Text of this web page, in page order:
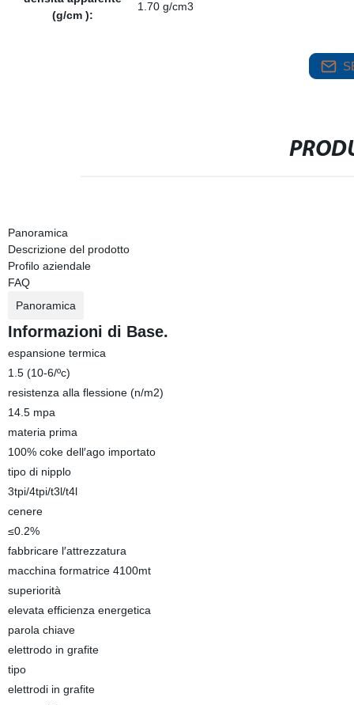
(g/cm ):
1.70 g/cm3
Panoramica
Descrizione del prodotto
Profilo aziendale
FAQ
Panoramica
Informazioni di Base.
espansione termica
1.5 (10-6/ºc)
resistenza alla flessione (n/m2)
14.5 mpa
materia prima
100% coke dell′ago importato
tipo di nipplo
3tpi/4tpi/t3l/t4l
cenere
≤0.2%
fabbricare l′attrezzatura
macchina formatrice 4100mt
superiorità
elevata efficienza energetica
parola chiave
elettrodo in grafite
tipo
elettrodi in grafite